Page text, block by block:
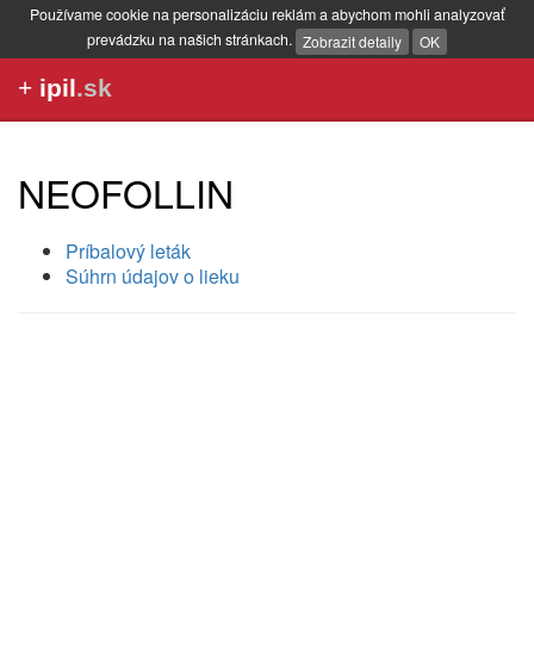
Používame cookie na personalizáciu reklám a abychom mohli analyzovať
prevádzku na našich stránkach. Zobrazit detaily OK
+ ipil.sk
NEOFOLLIN
Príbalový leták
Súhrn údajov o lieku